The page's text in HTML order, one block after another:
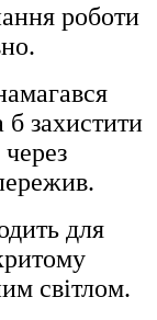
роботи
б захистити
для
світлом.